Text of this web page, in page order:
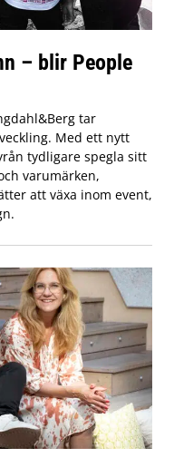
– blir People
tar
Med ett nytt
tydligare spegla sitt
varumärken,
att växa inom event,